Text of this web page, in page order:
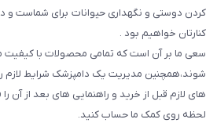
کردن دوستی و نگهداری حیوانات برای شماست و
کنارتان خواهیم بود .
سعی ما بر آن است که تمامی محصولات با کیفیت
شوند،همچنین مدیریت یک دامپزشک شرایط لازم
های لازم قبل از خرید و راهنمایی های بعد از آن
لحظه روی کمک ما حساب کنید.